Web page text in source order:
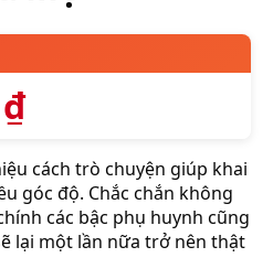
₫
cách trò chuyện giúp khai
góc độ. Chắc chắn không
các bậc phụ huynh cũng
lại một lần nữa trở nên thật